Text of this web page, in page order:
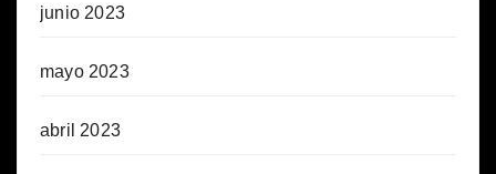
junio 2023
mayo 2023
abril 2023